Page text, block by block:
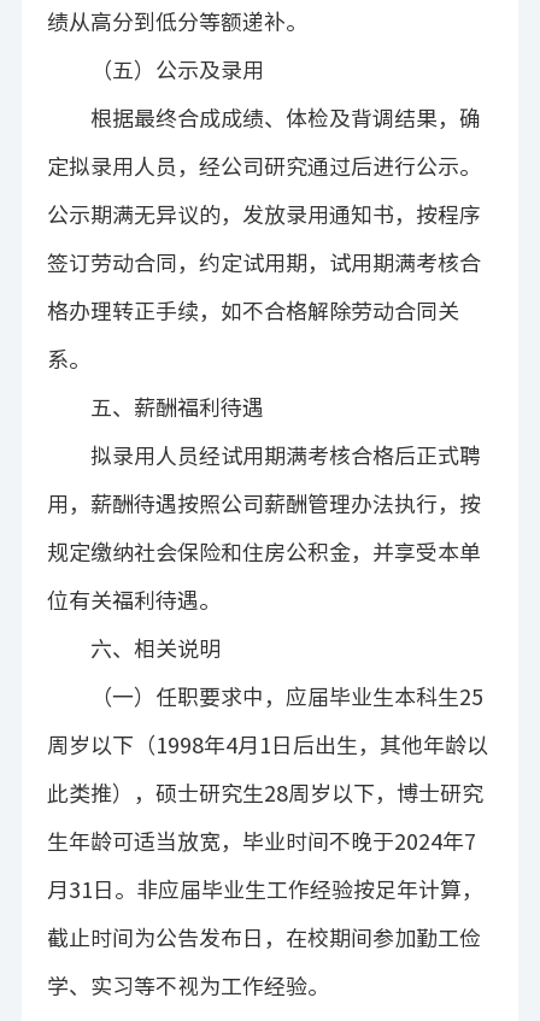
绩从高分到低分等额递补。
（五）公示及录用
根据最终合成成绩、体检及背调结果，确
定拟录用人员，经公司研究通过后进行公示。
公示期满无异议的，发放录用通知书，按程序
签订劳动合同，约定试用期，试用期满考核合
格办理转正手续，如不合格解除劳动合同关
系。
五、薪酬福利待遇
拟录用人员经试用期满考核合格后正式聘
用，薪酬待遇按照公司薪酬管理办法执行，按
规定缴纳社会保险和住房公积金，并享受本单
位有关福利待遇。
六、相关说明
（一） 任职要求中 ，应届毕业生本科生25
周岁以下（1998年4月 1 日后出生，其他年龄以
此类推），硕士研究生28周岁以下，博士研究
生年龄可适当放宽，毕业时间不晚于2024年7
月 31 日。非应届毕业生工作经验按足年计算，
截止时间为公告发布日 ， 在校期间参加勤工俭
学、实习等不视为工作经验。